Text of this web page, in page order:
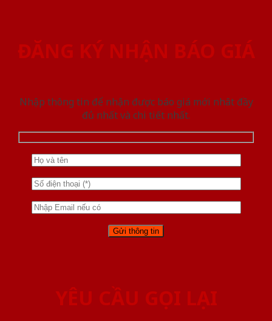
ĐĂNG KÝ NHẬN BÁO GIÁ
Nhập thông tin để nhận được báo giá mới nhât đầy
đủ nhất và chi tiết nhất.
YÊU CẦU GỌI LẠI